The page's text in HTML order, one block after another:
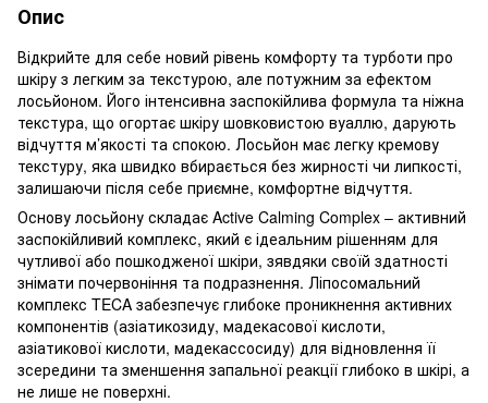
Опис
Відкрийте для себе новий рівень комфорту та турботи про
шкіру з легким за текстурою, але потужним за ефектом
лосьйоном. Його інтенсивна заспокійлива формула та ніжна
текстура, що огортає шкіру шовковистою вуаллю, дарують
відчуття м’якості та спокою. Лосьйон має легку кремову
текстуру, яка швидко вбирається без жирності чи липкості,
залишаючи після себе приємне, комфортне відчуття.
Основу лосьйону складає Active Calming Complex – активний
заспокійливий комплекс, який є ідеальним рішенням для
чутливої або пошкодженої шкіри, зявдяки своїй здатності
знімати почервоніння та подразнення. Ліпосомальний
комплекс TECA забезпечує глибоке проникнення активних
компонентів (азіатикозиду, мадекасової кислоти,
азіатикової кислоти, мадекассосиду) для відновлення її
зсередини та зменшення запальної реакції глибоко в шкірі, а
не лише не поверхні.